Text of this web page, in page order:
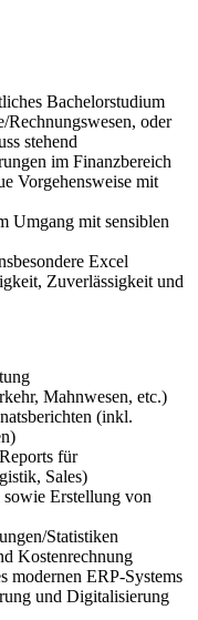
Bachelorstudium
oder
stehend
im Finanzbereich
Vorgehensweise mit
Umgang mit sensiblen
Excel
Zuverlässigkeit und
Mahnwesen, etc.)
(inkl.
für
Sales)
Erstellung von
Statistiken
Kostenrechnung
modernen ERP-Systems
und Digitalisierung